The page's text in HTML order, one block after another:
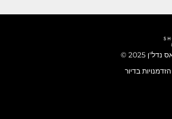
וגאס נדל"ן